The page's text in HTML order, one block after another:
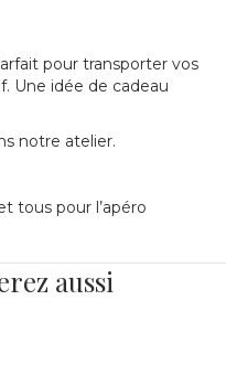
pour transporter vos
Une idée de cadeau
notre atelier.
tous pour l’apéro
aussi